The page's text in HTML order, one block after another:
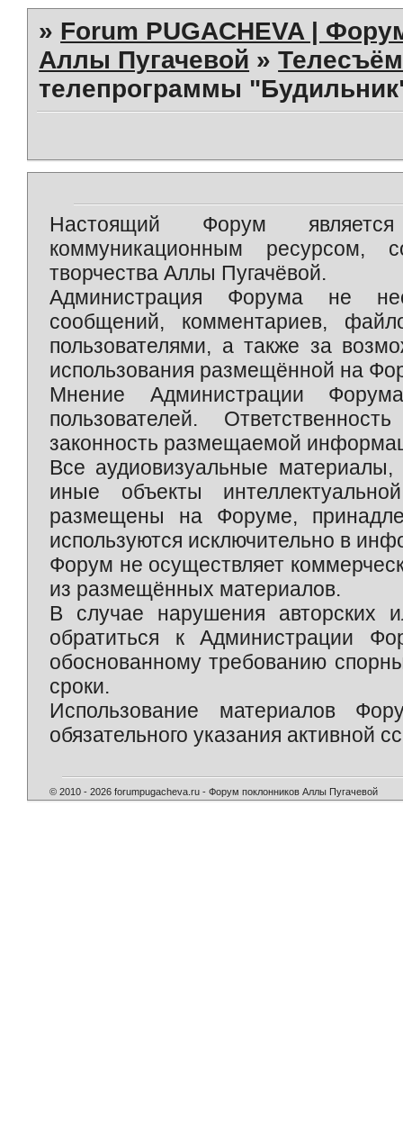
» Forum PUGACHEVA |
Аллы Пугачевой »
телепрограммы
Настоящий Форум является
коммуникационным ресурсом,
творчества Аллы Пугачёвой.
Администрация Форума не
сообщений, комментариев,
пользователями, а также за
использования размещённой на
Мнение Администрации
пользователей.
законность размещаемой
Все аудиовизуальные
иные объекты
размещены на Форуме,
используются исключительно в
Форум не осуществляет
из размещённых материалов.
В случае нарушения авторских
обратиться к Администрации
обоснованному требованию
сроки.
Использование материалов
обязательного указания активной
© 2010 - 2026 forumpugacheva.ru - Форум поклонников Аллы Пугачевой